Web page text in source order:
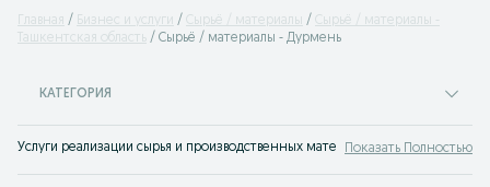
Главная Бизнес и услуги Сырьё / материалы
Сырьё / материалы -
Ташкентская область
Сырьё / материалы - Дурмень
КАТЕГОРИЯ
Услуги реализации сырья и производственных материалов Дурмень.
Показать Полностью